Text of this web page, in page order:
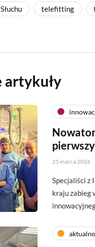
telefitting
artykuły
25 marca 2026
Specjaliści z
kraju zabieg